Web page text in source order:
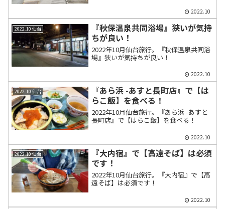
2022.10
2022.10 仙台
『秋保温泉共同浴場』狭いが気持
ちが良い！
2022年10月仙台旅行。『秋保温泉共同浴
場』狭いが気持ちが良い！
2022.10
2022.10 仙台
『あら浜 -あすと長町店』で【は
らこ飯】を食べる！
2022年10月仙台旅行。『あら浜 -あすと
長町店』で【はらこ飯】を食べる！
2022.10
2022.10 仙台
『大内宿』で【高遠そば】は必須
です！
2022年10月仙台旅行。『大内宿』で【高
遠そば】は必須です！
2022.10